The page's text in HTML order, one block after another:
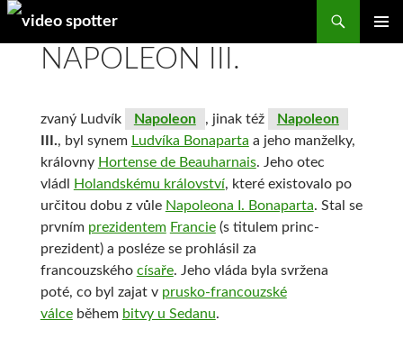
Search
NAPOLEON III.
zvaný Ludvík Napoleon , jinak též
Napoleon
III., byl synem Ludvíka Bonaparta a jeho manželky,
královny Hortense de Beauharnais. Jeho otec
vládl
Holandskému království, které existovalo po
určitou dobu z vůle Napoleona I. Bonaparta. Stal se
prvním prezidentem Francie(s titulem princ-
prezident) a posléze se prohlásil za
francouzského císaře. Jeho vláda byla svržena
poté, co byl zajat v prusko-francouzské
válceběhem bitvy u Sedanu.